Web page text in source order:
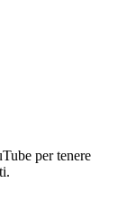
per tenere